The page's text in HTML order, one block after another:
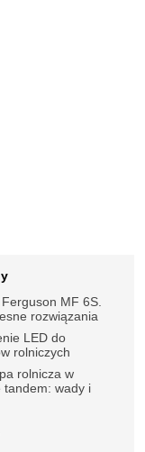
MF 6S.
rozwiązania
LED do
rolniczych
rolnicza w
tandem: wady i